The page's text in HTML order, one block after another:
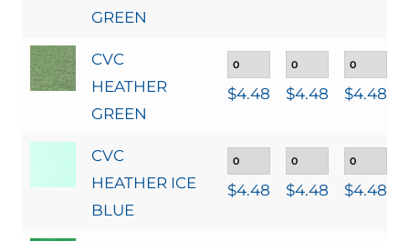
GREEN
CVC
HEATHER
GREEN
$4.48 $4.48 $4.48
CVC
HEATHER ICE
BLUE
$4.48 $4.48 $4.48